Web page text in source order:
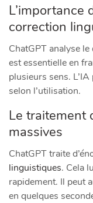
L’importance
correction
ChatGPT analyse
est essentielle en
plusieurs sens.
selon l’utilisation.
Le traitement
massives
ChatGPT traite
linguistiques. Cela
rapidement. Il peut
en quelques